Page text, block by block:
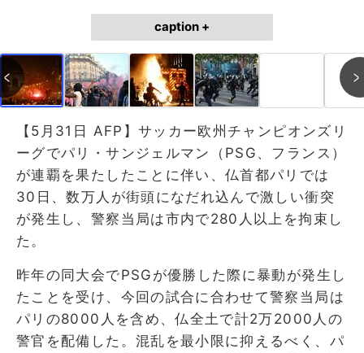
caption +
【5月31日 AFP】サッカー欧州チャンピオンズリ
ーグでパリ・サンジェルマン（PSG、フランス）
が連覇を果たしたことに伴い、仏首都パリでは
30日、数万人が街頭になだれ込んで激しい衝突
が発生し、警察当局は市内で280人以上を拘束し
た。
昨年の同大会でPSGが優勝した際に暴動が発生し
たことを受け、今回の試合に合わせて警察当局は
パリの8000人を含め、仏全土で計2万2000人の
警官を配備した。混乱を最小限に抑えるべく、パ